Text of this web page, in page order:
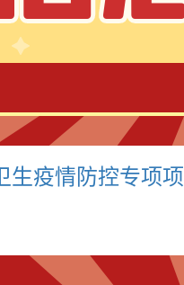
生疫情防控专项